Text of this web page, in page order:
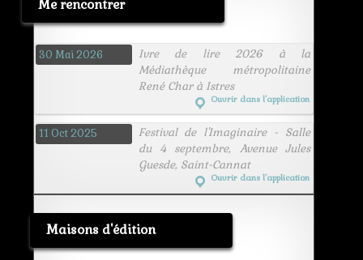
Me rencontrer
30 Mai 2026
Ivre de lire 2026 à la
Médiathèque métropolitaine
René Char à Istres
Ouvrir dans l’application
11 Oct 2025
Festival de l'Imaginaire - Salle
du 4 septembre, Avenue Jules
Guesde, Saint-Cannat
Ouvrir dans l’application
Maisons d'édition